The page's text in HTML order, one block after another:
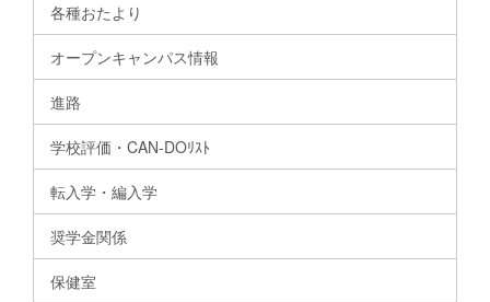
各種おたより
オープンキャンパス情報
進路
学校評価・CAN-DOﾘｽﾄ
転入学・編入学
奨学金関係
保健室